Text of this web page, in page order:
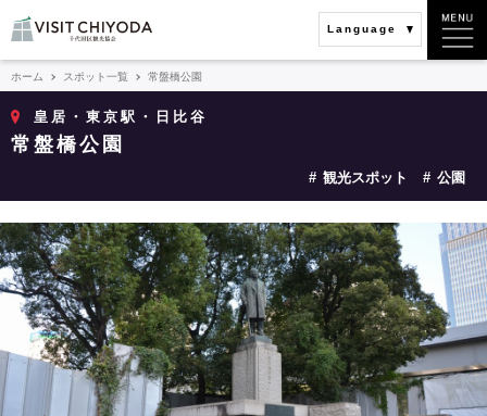
Language
ホーム スポット一覧 常盤橋公園
皇居・東京駅・日比谷
常盤橋公園
観光スポット 公園